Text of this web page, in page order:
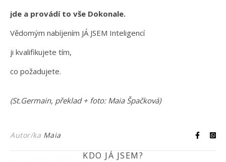
jde a provádí to vše Dokonale.
Vědomým nabíjením JÁ JSEM Inteligencí
ji kvalifikujete tím,
co požadujete.
(St.Germain, překlad + foto: Maia Špačková)
Autor/ka Maia
KDO JÁ JSEM?